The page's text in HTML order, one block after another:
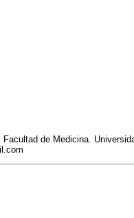
de Medicina.